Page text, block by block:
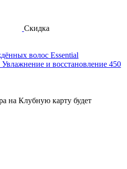
Скидка
волос Essential
и восстановление 450
на Клубную карту будет